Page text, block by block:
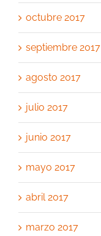
octubre 2017
septiembre 2017
agosto 2017
julio 2017
junio 2017
mayo 2017
abril 2017
marzo 2017